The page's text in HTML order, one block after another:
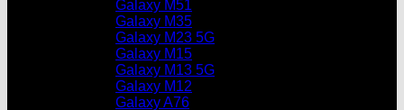
Galaxy M51
Galaxy M35
Galaxy M23 5G
Galaxy M15
Galaxy M13 5G
Galaxy M12
Galaxy A76